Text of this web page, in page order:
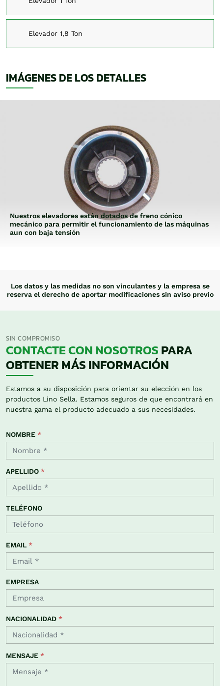
Elevador 1,8 Ton
IMÁGENES DE LOS DETALLES
Nuestros elevadores están dotados de freno cónico
mecánico para permitir el funcionamiento de las máquinas
aun con baja tensión
Los datos y las medidas no son vinculantes y la empresa se
reserva el derecho de aportar modificaciones sin aviso previo
SIN COMPROMISO
CONTACTE CON NOSOTROSPARA
OBTENER MÁS INFORMACIÓN
Estamos a su disposición para orientar su elección en los
productos Lino Sella. Estamos seguros de que encontrará en
nuestra gama el producto adecuado a sus necesidades.
NOMBRE *
APELLIDO *
TELÉFONO
EMAIL *
EMPRESA
NACIONALIDAD *
MENSAJE *